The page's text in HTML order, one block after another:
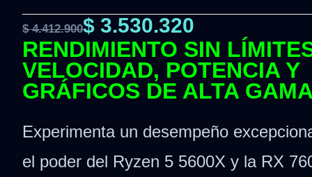
$4.412.900$ 3.530.320
RENDIMIENTO SIN
VELOCIDAD, POTENCIA Y
GRÁFICOS DE ALTA
Experimenta un desempeño
el poder del Ryzen 5 5600X y la RX